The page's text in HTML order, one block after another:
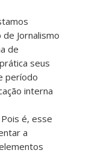
Jornalismo
de
seus
período
interna
é, esse
a